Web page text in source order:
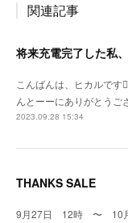
関連記事
将来充電完了した私
こんばんは、ヒカルです
んとーーにありがとう
2023.09.28 15:34
THANKS SALE
9月27日 12時 〜 10